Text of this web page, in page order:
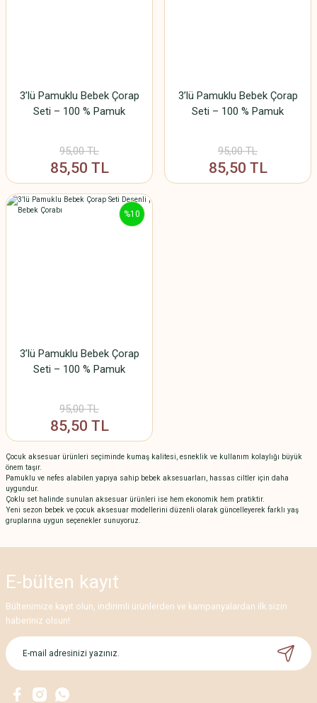
3’lü Pamuklu Bebek Çorap
Seti – 100 % Pamuk
95,00 TL
85,50 TL
3’lü Pamuklu Bebek Çorap
Seti – 100 % Pamuk
95,00 TL
85,50 TL
%10
3’lü Pamuklu Bebek Çorap
Seti – 100 % Pamuk
95,00 TL
85,50 TL
Çocuk aksesuar ürünleri seçiminde kumaş kalitesi, esneklik ve kullanım kolaylığı büyük
önem taşır.
Pamuklu ve nefes alabilen yapıya sahip bebek aksesuarları, hassas ciltler için daha
uygundur.
Çoklu set halinde sunulan aksesuar ürünleri ise hem ekonomik hem pratiktir.
Yeni sezon bebek ve çocuk aksesuar modellerini düzenli olarak güncelleyerek farklı yaş
gruplarına uygun seçenekler sunuyoruz.
E-bülten kayıt
Bültenimize kayıt olun, indirimli ürünlerden ve kampanyalardan ilk sizin
haberiniz olsun!